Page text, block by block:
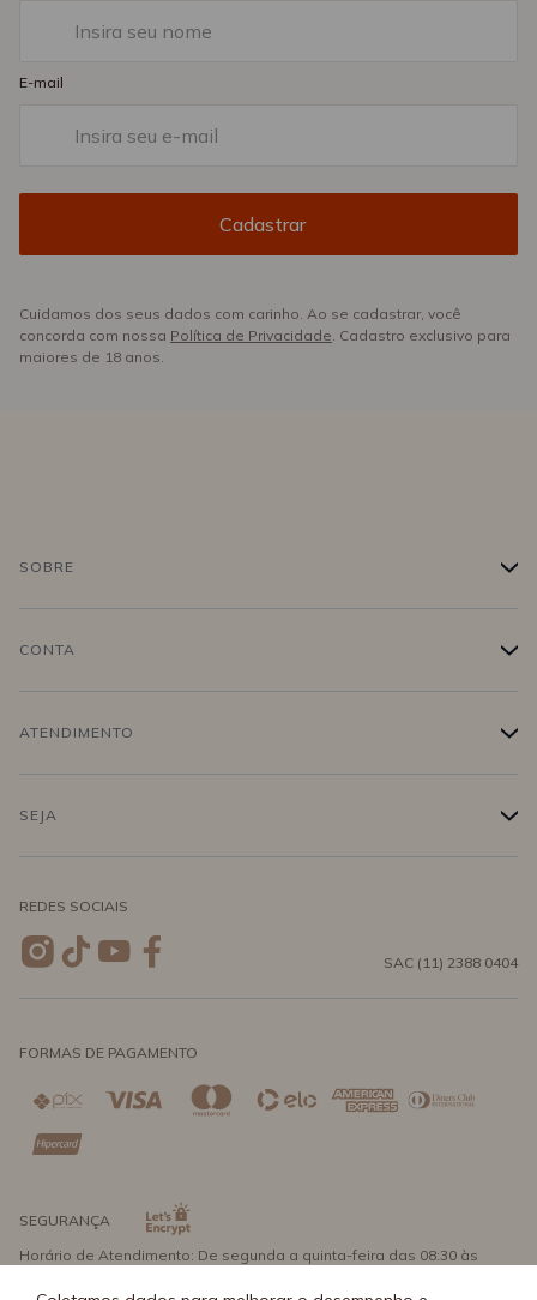
E-mail
Cuidamos dos seus dados com carinho. Ao se cadastrar, você
concorda com nossa Política de Privacidade. Cadastro exclusivo para
maiores de 18 anos.
SOBRE +
História
Conecte-se
CONTA +
Login
Meus pedidos
Wishlist
ATENDIMENTO +
Compra Segura
Entrega e Frete
Trocas e Devoluções
Direito de Arrependimento
Política de Privacidade
SEJA +
REDES SOCIAIS
SAC (11) 2388 0404
FORMAS DE PAGAMENTO
SEGURANÇA
Horário de Atendimento: De segunda a quinta-feira das 08:30 às
nível 2 - Bairro Capuava Mauá - São Paulo, CEP: 09380-115 - Água